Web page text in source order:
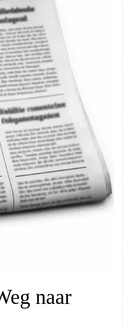
naar